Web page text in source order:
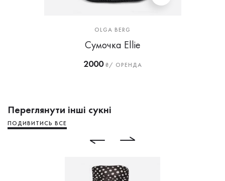
OLGA BERG
Сумочка Ellie
2000₴/ ОРЕНДА
Переглянути інші сукні
ПОДИВИТИСЬ ВСЕ